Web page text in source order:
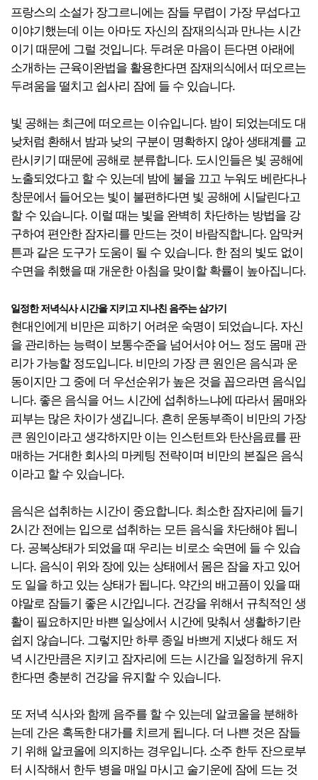
프랑스의 소설가 장그르니에는 잠들 무렵이 가장 무섭다고
이야기했는데 이는 아마도 자신의 잠재의식과 만나는 시간
이기 때문에 그럴 것입니다. 두려운 마음이 든다면 아래에
소개하는 근육이완법을 활용한다면 잠재의식에서 떠오르는
두려움을 떨치고 쉽사리 잠에 들 수 있습니다.
빛 공해는 최근에 떠오르는 이슈입니다. 밤이 되었는데도 대
낮처럼 환해서 밤과 낮의 구분이 명확하지 않아 생태계를 교
란시키기 때문에 공해로 분류합니다. 도시인들은 빛 공해에
노출되었다고 할 수 있는데 밤에 불을 끄고 누워도 베란다나
창문에서 들어오는 빛이 불편하다면 빛 공해에 시달린다고
할 수 있습니다. 이럴 때는 빛을 완벽히 차단하는 방법을 강
구하여 편안한 잠자리를 만드는 것이 바람직합니다. 암막커
튼과 같은 도구가 도움이 될 수 있습니다. 한 점의 빛도 없이
수면을 취했을 때 개운한 아침을 맞이할 확률이 높아집니다.
일정한 저녁식사 시간을 지키고 지나친 음주는 삼가기
현대인에게 비만은 피하기 어려운 숙명이 되었습니다. 자신
을 관리하는 능력이 보통수준을 넘어서야 어느 정도 몸매 관
리가 가능할 정도입니다. 비만의 가장 큰 원인은 음식과 운
동이지만 그 중에 더 우선순위가 높은 것을 꼽으라면 음식입
니다. 좋은 음식을 어느 시간에 섭취하느냐에 따라서 몸매와
피부는 많은 차이가 생깁니다. 흔히 운동부족이 비만의 가장
큰 원인이라고 생각하지만 이는 인스턴트와 탄산음료를 판
매하는 거대한 회사의 마케팅 전략이며 비만의 본질은 음식
이라고 할 수 있습니다.
음식은 섭취하는 시간이 중요합니다. 최소한 잠자리에 들기
2시간 전에는 입으로 섭취하는 모든 음식을 차단해야 됩니
다. 공복상태가 되었을 때 우리는 비로소 숙면에 들 수 있습
니다. 음식이 위와 장에 있는 상태에서 몸은 잠을 자고 있어
도 일을 하고 있는 상태가 됩니다. 약간의 배고픔이 있을 때
야말로 잠들기 좋은 시간입니다. 건강을 위해서 규칙적인 생
활이 필요하지만 바쁜 일상에서 시간에 맞춰서 생활하기란
쉽지 않습니다. 그렇지만 하루 종일 바쁘게 지냈다 해도 저
녁 시간만큼은 지키고 잠자리에 드는 시간을 일정하게 유지
한다면 충분히 건강을 유지할 수 있습니다.
또 저녁 식사와 함께 음주를 할 수 있는데 알코올을 분해하
는데 간은 혹독한 대가를 치르게 됩니다. 더 나쁜 것은 잠들
기 위해 알코올에 의지하는 경우입니다. 소주 한두 잔으로부
터 시작해서 한두 병을 매일 마시고 술기운에 잠에 드는 것